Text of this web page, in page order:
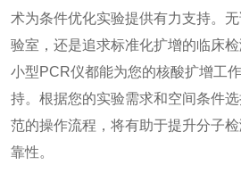
术为条件优化实验提供有力支持。
验室，还是追求标准化扩增的临床
小型PCR仪都能为您的核酸扩增工
持。根据您的实验需求和空间条件
范的操作流程，将有助于提升分子
靠性。